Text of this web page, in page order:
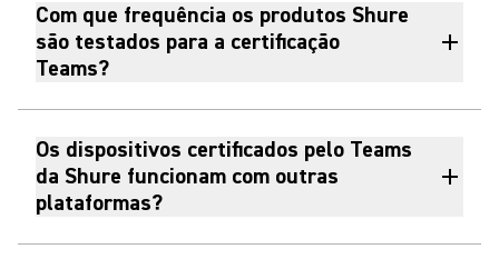
Com que frequência os produtos Shure
são testados para a certificação
Teams?
Os dispositivos certificados pelo Teams
da Shure funcionam com outras
plataformas?